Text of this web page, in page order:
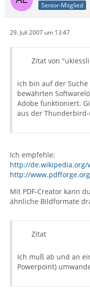
Senior-Mitglied
29. Juli 2007 um 13:47
Zitat von
ich bin auf der
bewährten
Adobe funktioniert.
aus der Thunderbird-
Ich empfehle:
http://de.wikipedia.org/
http://
Mit PDF-Creator kann
ähnliche Bildformate
Zitat
Ich muß ab und an
Powerpoint)